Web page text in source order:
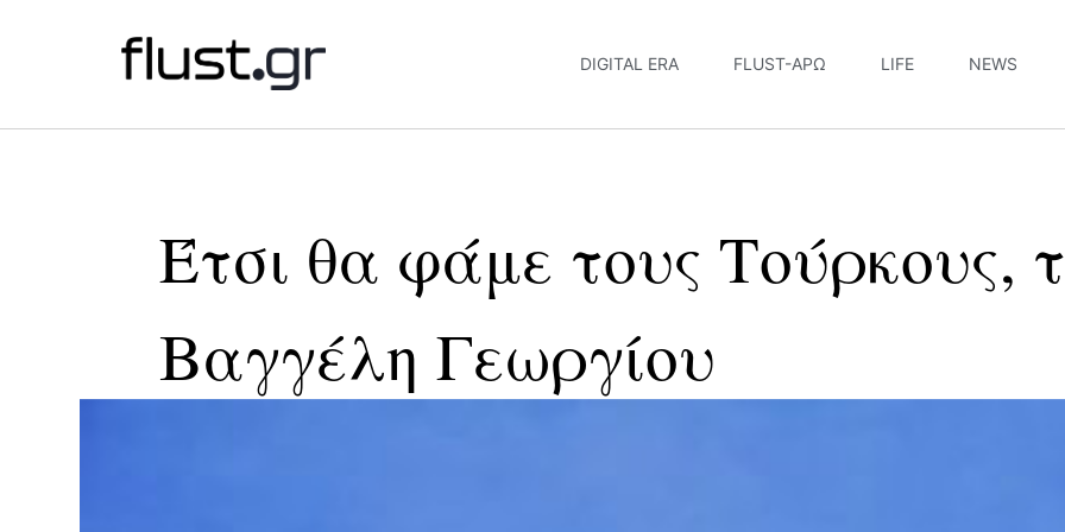
DIGITAL ERA FLUST-ΆΡΩ LIFE NEWS
Έτσι θα φάμε τους Τούρκους,
Βαγγέλη Γεωργίου